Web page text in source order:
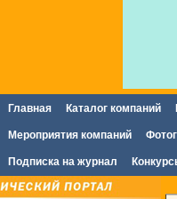
Главное меню
Главная Каталог компаний
Мероприятия компаний
Подписка на журнал